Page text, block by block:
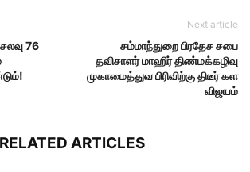
76
Next article
சம்மாந்துறை பிரதேச சபை
தவிசாளர் மாஹிர் திண்மக்கழிவு
முகாமைத்துவ பிரிவிற்கு திடீர் கள
விஜயம்
RELATED ARTICLES